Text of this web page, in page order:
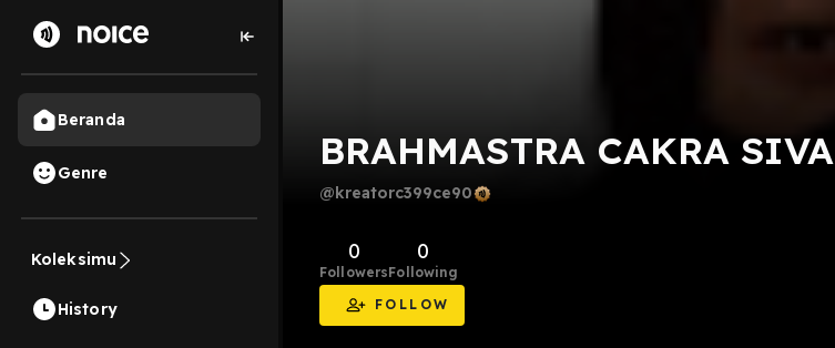
Beranda
Genre
Koleksimu
History
BRAHMASTRA CAKRA SIVA
@kreatorc399ce90
0
Followers
0
Following
FOLLOW